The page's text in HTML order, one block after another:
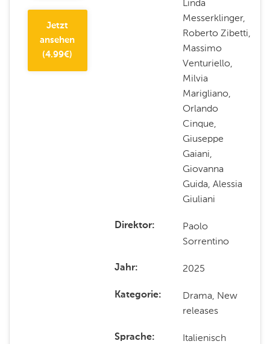
Jetzt
ansehen
(4.99€)
Linda
Messerklinger,
Roberto Zibetti,
Massimo
Venturiello,
Milvia
Marigliano,
Orlando
Cinque,
Giuseppe
Gaiani,
Giovanna
Guida, Alessia
Giuliani
Direktor
Paolo
Sorrentino
Jahr 2025
Kategorie
Drama, New
releases
Sprache Italienisch